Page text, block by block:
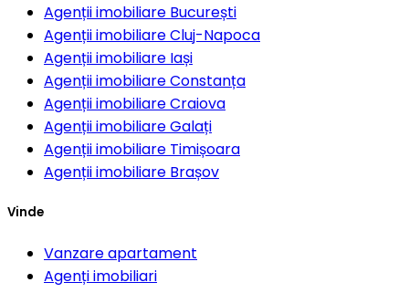
Agenții imobiliare București
Agenții imobiliareCluj-Napoca
Agenții imobiliare Iași
Agenții imobiliareConstanța
Agenții imobiliareCraiova
Agenții imobiliareGalați
Agenții imobiliare Timișoara
Agenții imobiliare Brașov
Vinde
Vanzare apartament
Agenți imobiliari